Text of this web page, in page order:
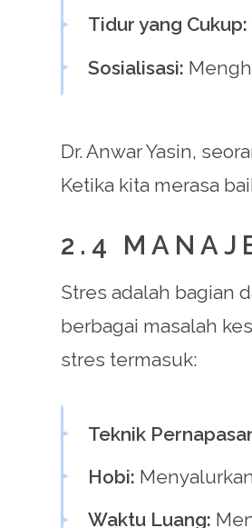
Tidur yang Cukup:
Sosialisasi:
Dr. Anwar Yasin,
Ketika kita merasa
2.4
Stres adalah bagian
berbagai masalah
stres termasuk:
Teknik
Hobi:
Waktu Luang: